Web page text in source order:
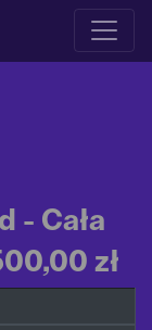
- Cała
zł